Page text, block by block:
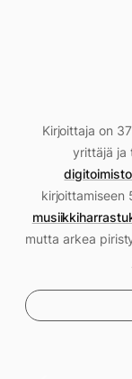
Kirjoittaja on
yrittäjä ja
kirjoittamiseen
mutta arkea